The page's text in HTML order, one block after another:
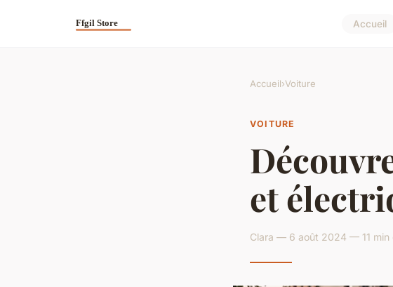
Accueil
Accueil›Voiture
VOITURE
et
Clara — 6 août 2024 — 11 min